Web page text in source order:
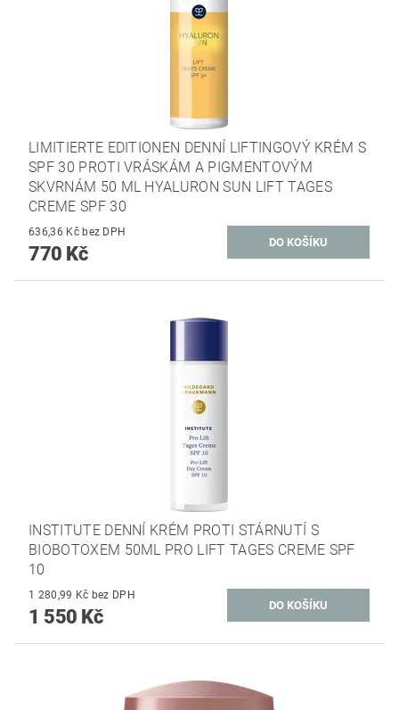
LIMITIERTE EDITIONEN DENNÍ LIFTINGOVÝ KRÉM S
SPF 30 PROTI VRÁSKÁM A PIGMENTOVÝM
SKVRNÁM 50 ML HYALURON SUN LIFT TAGES
CREME SPF 30
636,36 Kč bez DPH
770 Kč
INSTITUTE DENNÍ KRÉM PROTI STÁRNUTÍ S
BIOBOTOXEM 50ML PRO LIFT TAGES CREME SPF
10
1 280,99 Kč bez DPH
1 550 Kč